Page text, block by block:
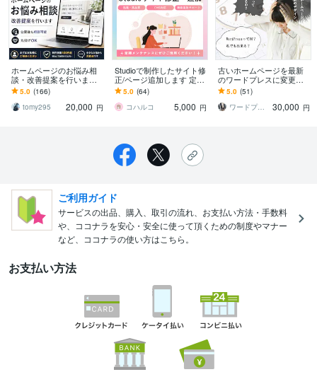
ホームページのお悩み相
談・改善提案を行います
制作実績400件超。お気軽
にご相談ください
5.0 (166)
tomy295
20,000 円
Studioで制作したサイト修
正/ページ追加します 定期
メンテナンスに是非ご活
用ください！
5.0 (64)
コハルコ
5,000 円
古いホームページを最新
のワードプレスに変更し
ます 初心者でも簡単に更
新可能！SEOコーティン
グ、ブログも設置可
5.0 (51)
ワードプレスPro
30,000 円
ご利用ガイド
サービスの出品、購入、取引の流れ、お支払い方法・手数料
や、ココナラを安心・安全に使って頂くための制度やマナー
など、ココナラの使い方はこちら。
お支払い方法